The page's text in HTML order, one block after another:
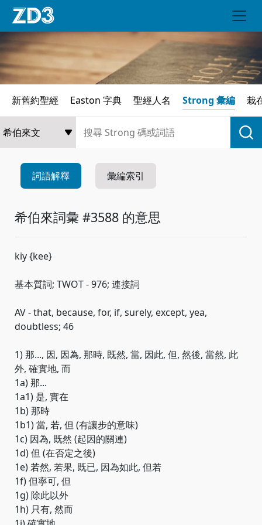
新舊約聖經 Easton 字典 聖經人名 Strong 彙編 栽
詞語解釋 彙編索引
希伯來詞彙 #3588 的意思
kiy {kee}
基本質詞; TWOT - 976; 連接詞
AV - that, because, for, if, surely, except, yea,
doubtless; 46
1) 那..., 因, 因為, 那時, 既然, 當, 因此, 但, 然後, 當然, 此
外, 確實地, 而
1a) 那...
1a1) 是, 實在
1b) 那時
1b1) 當, 若, 但 (有讓步的意味)
1c) 因為, 既然 (起因的關連)
1d) 但 (在否定之後)
1e) 若然, 若果, 既已, 因為如此, 但若
1f) 但寧可, 但
1g) 除此以外
1h) 只有, 然而